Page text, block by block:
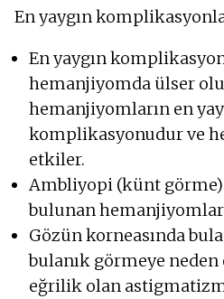
En yaygın
En yaygın
hemanjiyomda ülser
hemanjiyomların en
komplikasyonudur ve
etkiler.
Ambliyopi (künt görme)
bulunan
Gözün korneasında
bulanık görmeye
eğrilik olan